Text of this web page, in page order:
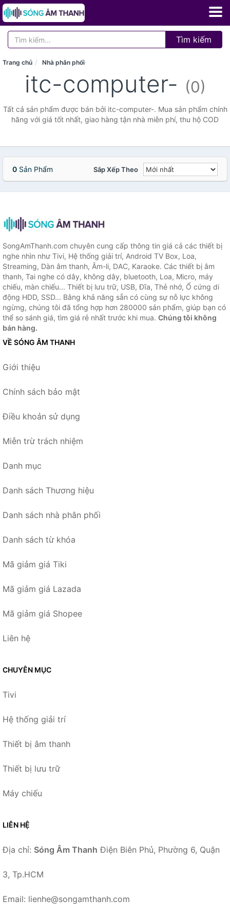
Tìm kiếm
Trang chủ Nhà phân phối
itc-computer- (0)
Tất cả sản phẩm được bán bởi itc-computer-. Mua sản phẩm chính
hãng với giá tốt nhất, giao hàng tận nhà miễn phí, thu hộ COD
0 Sản Phẩm Sắp Xếp Theo
SongAmThanh.com chuyên cung cấp thông tin giá cả các thiết bị
nghe nhìn như Tivi, Hệ thống giải trí, Android TV Box, Loa,
Streaming, Dàn âm thanh, Âm-li, DAC, Karaoke. Các thiết bị âm
thanh, Tai nghe có dây, không dây, bluetooth, Loa, Micro, máy
chiếu, màn chiếu... Thiết bị lưu trữ, USB, Đĩa, Thẻ nhớ, Ổ cứng di
động HDD, SSD... Bằng khả năng sẵn có cùng sự nỗ lực không
ngừng, chúng tôi đã tổng hợp hơn 280000 sản phẩm, giúp bạn có
thể so sánh giá, tìm giá rẻ nhất trước khi mua. Chúng tôi không
bán hàng.
VỀ SÓNG ÂM THANH
Giới thiệu
Chính sách bảo mật
Điều khoản sử dụng
Miễn trừ trách nhiệm
Danh mục
Danh sách Thương hiệu
Danh sách nhà phân phối
Danh sách từ khóa
Mã giảm giá Tiki
Mã giảm giá Lazada
Mã giảm giá Shopee
Liên hệ
CHUYÊN MỤC
Tivi
Hệ thống giải trí
Thiết bị âm thanh
Thiết bị lưu trữ
Máy chiếu
LIÊN HỆ
Địa chỉ: Sóng Âm Thanh Điện Biên Phủ, Phường 6, Quận
3, Tp.HCM
Email: lienhe@songamthanh.com